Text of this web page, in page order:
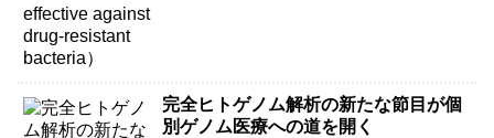
完全ヒトゲノム解析の新たな節目が個
別ゲノム医療への道を開く